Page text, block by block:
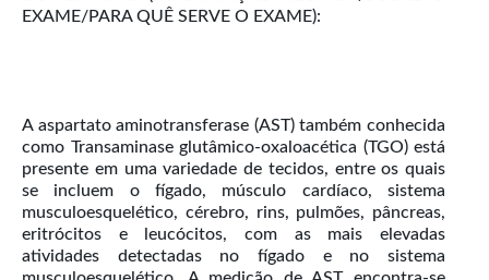
EXAME/PARA QUÊ SERVE O EXAME):
A aspartato aminotransferase (AST) também conhecida
como Transaminase glutâmico-oxaloacética (TGO) está
presente em uma variedade de tecidos, entre os quais
se incluem o fígado, músculo cardíaco, sistema
musculoesquelético, cérebro, rins, pulmões, pâncreas,
eritrócitos e leucócitos, com as mais elevadas
atividades detectadas no fígado e no sistema